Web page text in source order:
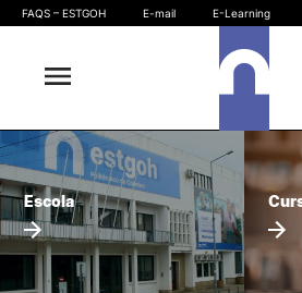
Escola
Cursos
Candidaturas
FAQS – ESTGOH E-mail E-Learning
Pesquisa
Oferta formativa
Escola